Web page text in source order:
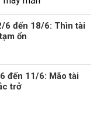
6 đến 18/6: Thìn tài
ổn
đến 11/6: Mão tài
trở